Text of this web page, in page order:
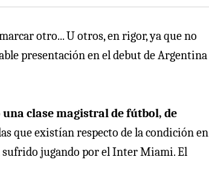
otro... U otros, en rigor, ya que no
presentación en el debut de Argentina
una clase magistral de fútbol, de
que existían respecto de la condición en
sufrido jugando por el Inter Miami. El